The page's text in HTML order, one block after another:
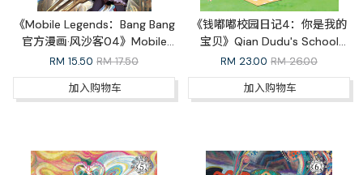
《Mobile Legends：Bang Bang
官方漫画·风沙客04》Mobile
Legends: Bang Bang Official
Comic Outlaw 04
RM 15.50 RM 17.50
加入购物车
《钱嘟嘟校园日记4：你是我的
宝贝》Qian Dudu's School
Diary 4: You are My Baby（完
结篇）
RM 23.00 RM 26.00
加入购物车